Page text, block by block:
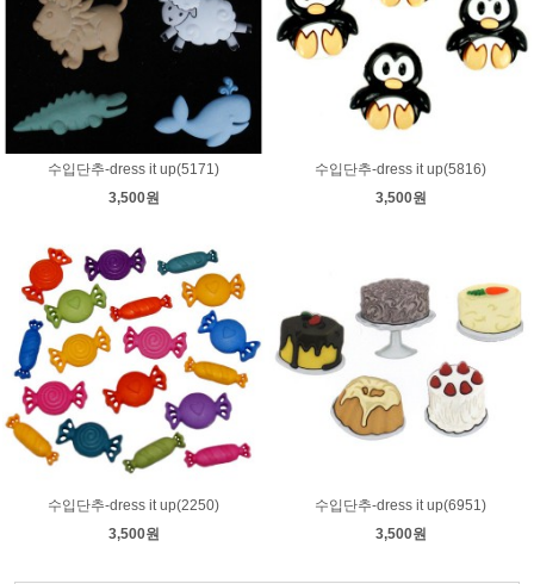
수입단추-dress it up(5171)
3,500원
수입단추-dress it up(5816)
3,500원
수입단추-dress it up(2250)
3,500원
수입단추-dress it up(6951)
3,500원